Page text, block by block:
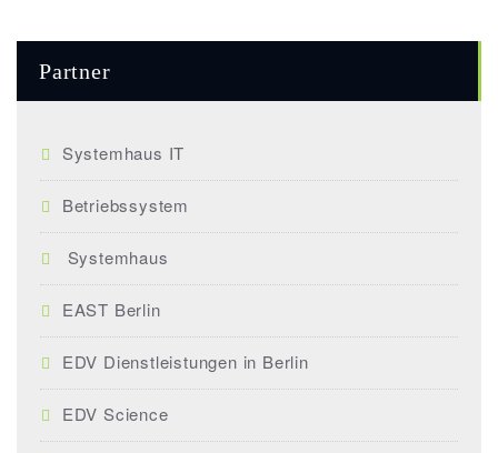
Partner
Systemhaus IT
Betriebssystem
Systemhaus
EAST Berlin
EDV Dienstleistungen in Berlin
EDV Science